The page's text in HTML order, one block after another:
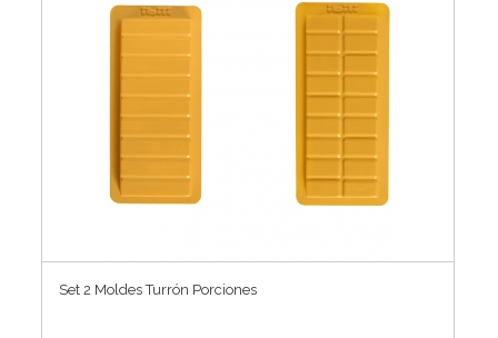
Set 2 Moldes Turrón Porciones